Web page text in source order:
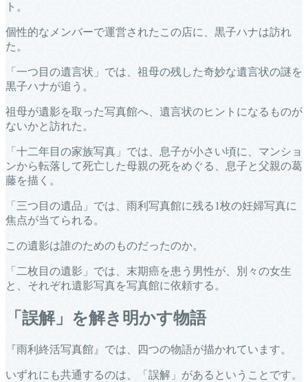
ト。
個性的なメンバーで運営されたこの店に、黒子ハナは訪れ
た。
「一つ目の遺言状」では、祖母の残した奇妙な遺言状の謎を
黒子ハナが追う。
祖母が遺影を取った写真館へ、遺言状のヒントになるものが
ないかと訪れた。
「十二年目の家族写真」では、息子が小さい頃に、マンショ
ンから転落して死亡した母親の死をめぐる、息子と父親の葛
藤を描く。
「三つ目の遺品」では、雨利写真館に残る1枚の妊婦写真に
焦点が当てられる。
この遺影は誰のためのものだったのか。
「二枚目の遺影」では、末期癌を患う男性が、別々の女生
と、それぞれ遺影写真を写真館に依頼する。
「誤解」を解き明かす物語
『雨利終活写真館』では、四つの物語が描かれています。
いずれにも共通するのは、「誤解」があるということです。